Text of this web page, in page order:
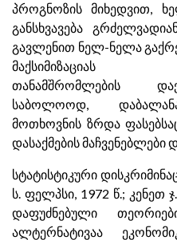
პროგნოზის მიხედვით,
განსხვავება
გავლენით ნელ-ნელა
მაქსიმიზაციას
თანამშრომლების
საბოლოოდ,
მოთხოვნის ზრდა
დასაქმების მაჩვენებლები
სტატისტიკური
ს. ფელპსი, 1972 წ.; კენეთ
დაფუძნებული
ალტერნატივაა